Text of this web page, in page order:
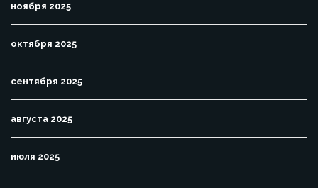
ноября 2025
октября 2025
сентября 2025
августа 2025
июля 2025